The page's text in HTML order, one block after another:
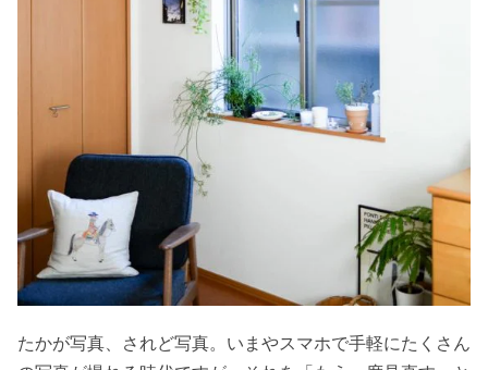
たかが写真、されど写真。いまやスマホで手軽にたくさん